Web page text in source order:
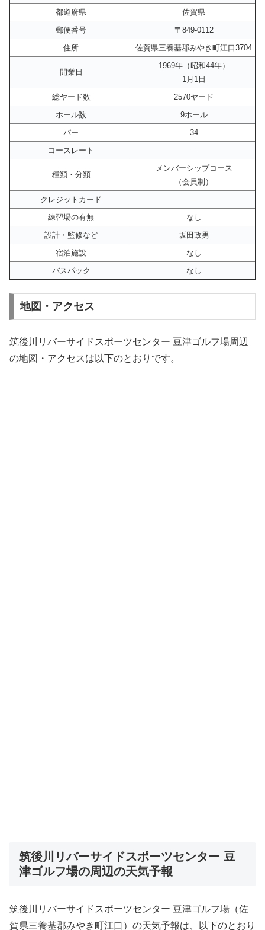
都道府県
佐賀県
郵便番号
〒849-0112
住所
佐賀県三養基郡みやき町江口3704
開業日
1969年（昭和44年）
1月1日
総ヤード数
2570ヤード
ホール数
9ホール
パー
34
コースレート
–
種類・分類
メンバーシップコース
（会員制）
クレジットカード
–
練習場の有無
なし
設計・監修など
坂田政男
宿泊施設
なし
バスパック
なし
地図・アクセス
筑後川リバーサイドスポーツセンター 豆津ゴルフ場周辺
の地図・アクセスは以下のとおりです。
筑後川リバーサイドスポーツセンター 豆
津ゴルフ場の周辺の天気予報
筑後川リバーサイドスポーツセンター 豆津ゴルフ場（佐
賀県三養基郡みやき町江口）の天気予報は、以下のとおり